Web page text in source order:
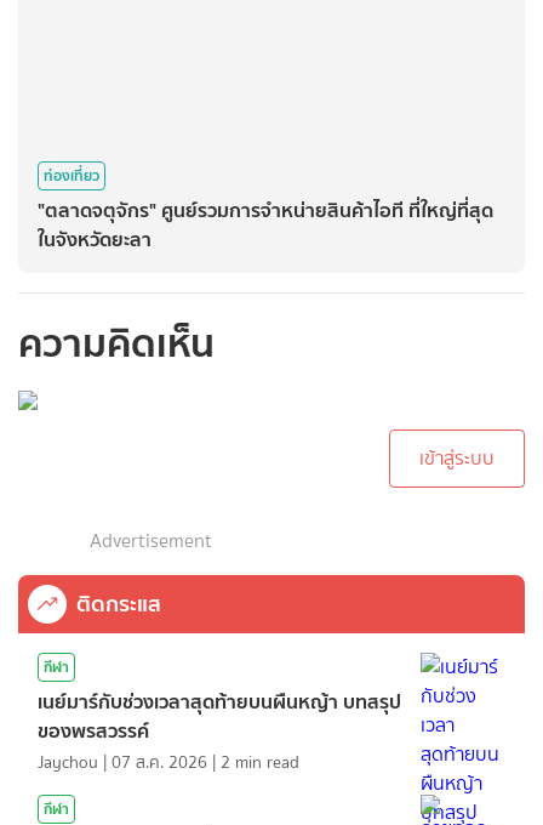
ท่องเที่ยว
"ตลาดจตุจักร" ศูนย์รวมการจำหน่ายสินค้าไอที ที่ใหญ่ที่สุด
ในจังหวัดยะลา
ความคิดเห็น
เข้าสู่ระบบ
Advertisement
ติดกระแส
กีฬา
เนย์มาร์กับช่วงเวลาสุดท้ายบนผืนหญ้า บทสรุป
ของพรสวรรค์
Jaychou |07 ส.ค. 2026 | 2 min read
กีฬา